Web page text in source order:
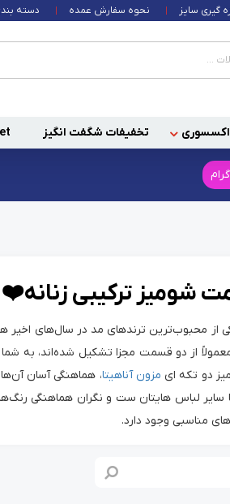
گیری سایز نحوه سفارش عمده دسته
اکسسوری تخفیفات شگفت انگیز
شومیز ترکیبی زنانه❤️【
از محبوب‌ترین ترندهای مد در سال‌های اخیر
از دو قسمت مجزا تشکیل شده‌اند، به
دو تکه ای مزون آناهیتا، هماهنگی آسان
سایر لباس هایتان ست و نگران هماهنگی
مناسبی وجود دارد.